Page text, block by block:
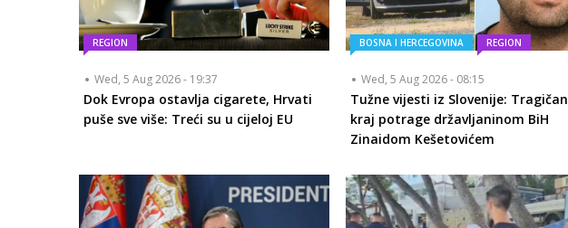
REGION
Wed, 5 Aug 2026 - 19:37
Dok Evropa ostavlja cigarete, Hrvati
puše sve više: Treći su u cijeloj EU
BOSNA I HERCEGOVINA REGION
Wed, 5 Aug 2026 - 08:15
Tužne vijesti iz Slovenije: Tragičan
kraj potrage državljaninom BiH
Zinaidom Kešetovićem